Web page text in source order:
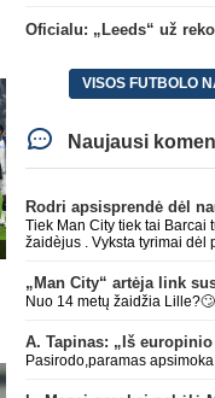
VISOS FUTBOLO
Naujausi
Tiek Man City tiek tai Barcai
žaidèjus . Vyksta tyrimai dėl
leidžia daryti.
Nuo 14 metų žaidžia Lille?🙄
Pasirodo,paramas